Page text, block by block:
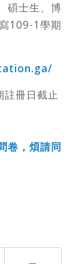
碩士生、博
109-1學期
冊日截止
卷，煩請同